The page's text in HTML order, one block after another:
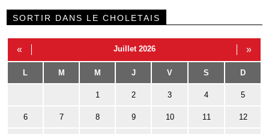
SORTIR DANS LE CHOLETAIS
« Juillet 2026 »
L M M J V S D
1 2 3 4 5
6 7 8 9 10 11 12